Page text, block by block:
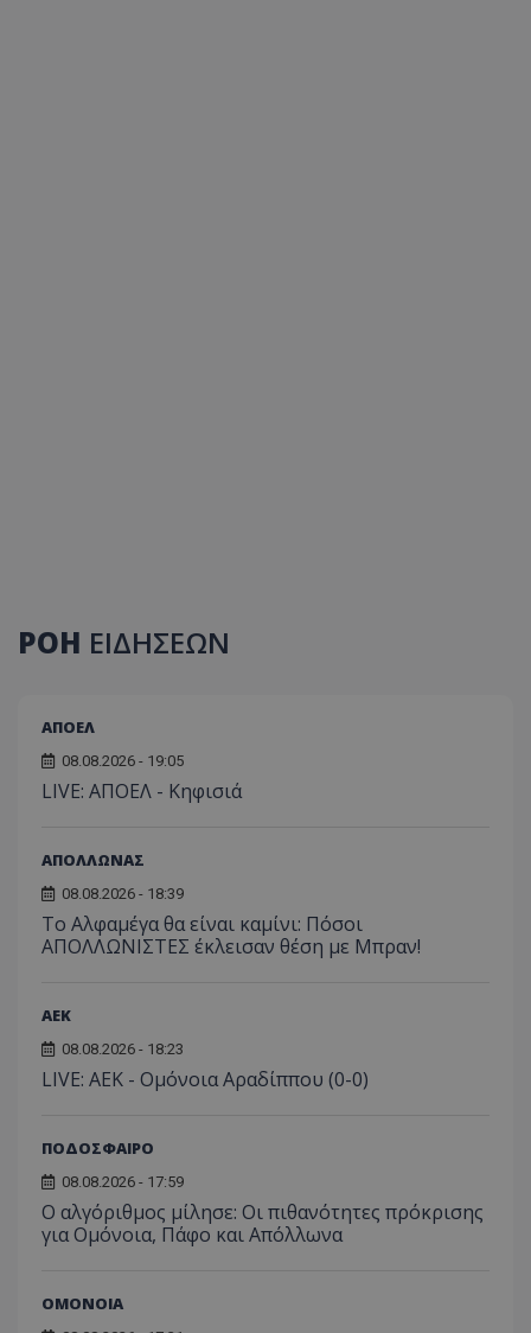
ΡΟΗ ΕΙΔΗΣΕΩΝ
ΑΠΟΕΛ
08.08.2026 - 19:05
LIVE: ΑΠΟΕΛ - Κηφισιά
ΑΠΟΛΛΩΝΑΣ
08.08.2026 - 18:39
Το Αλφαμέγα θα είναι καμίνι: Πόσοι
ΑΠΟΛΛΩΝΙΣΤΕΣ έκλεισαν θέση με Μπραν!
ΑEK
08.08.2026 - 18:23
LIVE: ΑΕΚ - Ομόνοια Αραδίππου (0-0)
ΠΟΔΟΣΦΑΙΡΟ
08.08.2026 - 17:59
Ο αλγόριθμος μίλησε: Οι πιθανότητες πρόκρισης
για Ομόνοια, Πάφο και Απόλλωνα
ΟΜΟΝΟΙΑ